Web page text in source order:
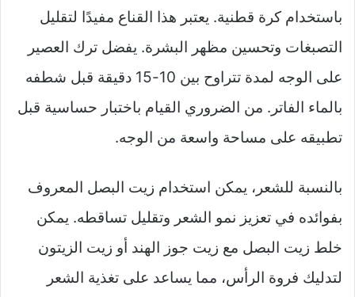
باستخدام كرة قطنية. يعتبر هذا القناع مفيدًا لتقليل
التصبغات وتحسين مظهر البشرة. يفضل ترك العصير
على الوجه لمدة تتراوح بين 10-15 دقيقة قبل شطفه
بالماء الفاتر. من الضروري القيام باختبار حساسية قبل
تطبيقه على مساحة واسعة من الوجه.
بالنسبة للشعر، يمكن استخدام زيت البصل المعروف
بفوائده في تعزيز نمو الشعر وتقليل تساقطه. يمكن
خلط زيت البصل مع زيت جوز الهند أو زيت الزيتون
لتدليك فروة الرأس، مما يساعد على تغذية الشعر